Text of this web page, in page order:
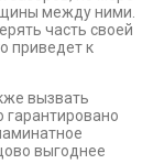
между ними.
часть своей
приведет к
вызвать
выгоднее